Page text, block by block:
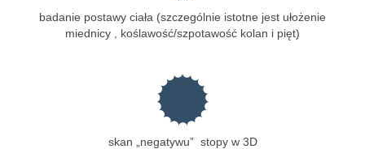
badanie postawy ciała (szczególnie istotne jest ułożenie
miednicy , koślawość/szpotawość kolan i pięt)
skan „negatywu” stopy w 3D